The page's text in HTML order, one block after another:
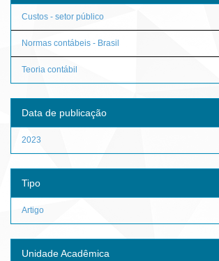
Custos - setor público
Normas contábeis - Brasil
Teoria contábil
Data de publicação
2023
Tipo
Artigo
Unidade Acadêmica